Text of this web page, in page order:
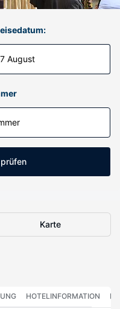
August
Karte
HOTELINFORMATION